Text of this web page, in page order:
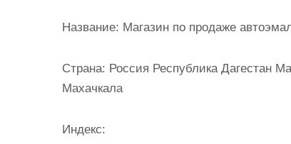
Название: Магазин по продаже
Страна: Россия Республика Дагестан
Махачкала
Индекс: